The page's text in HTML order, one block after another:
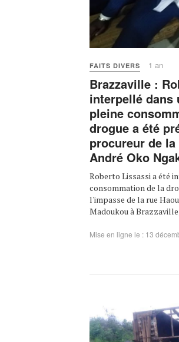
FAITS DIVERS 1 an
Brazzaville :
interpellé dans
pleine
drogue a été
procureur de
André Oko
Roberto Lissassi a été
consommation de la
l'impasse de la rue
Madoukou à
Mise en ligne le : 13